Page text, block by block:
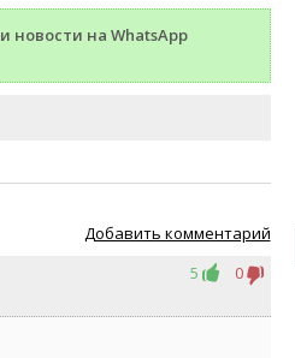
новости на WhatsApp
Добавить комментарий
5 0